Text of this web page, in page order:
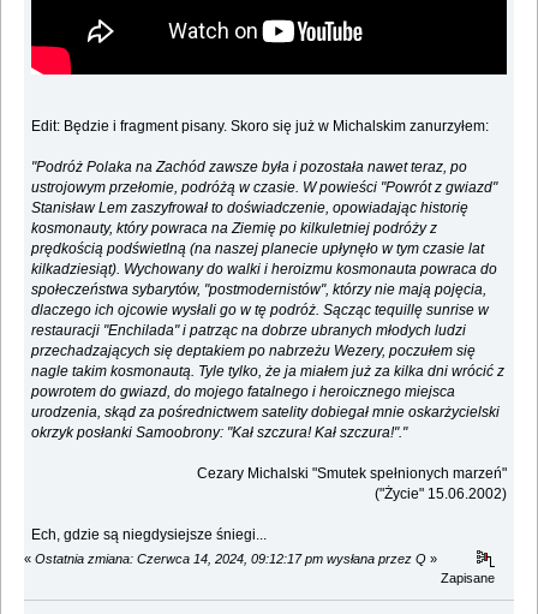
Edit: Będzie i fragment pisany. Skoro się już w Michalskim zanurzyłem:
"Podróż Polaka na Zachód zawsze była i pozostała nawet teraz, po
ustrojowym przełomie, podróżą w czasie. W powieści "Powrót z gwiazd"
Stanisław Lem zaszyfrował to doświadczenie, opowiadając historię
kosmonauty, który powraca na Ziemię po kilkuletniej podróży z
prędkością podświetlną (na naszej planecie upłynęło w tym czasie lat
kilkadziesiąt). Wychowany do walki i heroizmu kosmonauta powraca do
społeczeństwa sybarytów, "postmodernistów", którzy nie mają pojęcia,
dlaczego ich ojcowie wysłali go w tę podróż. Sącząc tequillę sunrise w
restauracji "Enchilada" i patrząc na dobrze ubranych młodych ludzi
przechadzających się deptakiem po nabrzeżu Wezery, poczułem się
nagle takim kosmonautą. Tyle tylko, że ja miałem już za kilka dni wrócić z
powrotem do gwiazd, do mojego fatalnego i heroicznego miejsca
urodzenia, skąd za pośrednictwem satelity dobiegał mnie oskarżycielski
okrzyk posłanki Samoobrony: "Kał szczura! Kał szczura!"."
Cezary Michalski "Smutek spełnionych marzeń"
("Życie" 15.06.2002)
Ech, gdzie są niegdysiejsze śniegi...
« Ostatnia zmiana: Czerwca 14, 2024, 09:12:17 pm wysłana przez Q »
Zapisane